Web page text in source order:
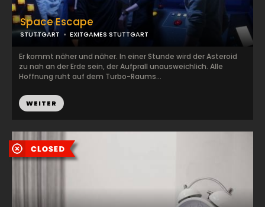
Space Escape
STUTTGART EXITGAMES STUTTGART
Er kommt näher und näher. In einer Stunde wird der Asteroid
zu nah an der Erde sein, der Aufprall unausweichlich. Alle
Hoffnung ruht auf dem Turbo-Raums...
WEITER